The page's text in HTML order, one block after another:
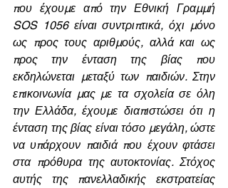
που έχουμε από την Εθνική Γραμμή
SOS 1056 είναι συντριπτικά, όχι μόνο
ως προς τους αριθμούς, αλλά και ως
προς την ένταση της βίας που
εκδηλώνεται μεταξύ των παιδιών. Στην
επικοινωνία μας με τα σχολεία σε όλη
την Ελλάδα, έχουμε διαπιστώσει ότι η
ένταση της βίας είναι τόσο μεγάλη, ώστε
να υπάρχουν παιδιά που έχουν φτάσει
στα πρόθυρα της αυτοκτονίας. Στόχος
αυτής της πανελλαδικής εκστρατείας